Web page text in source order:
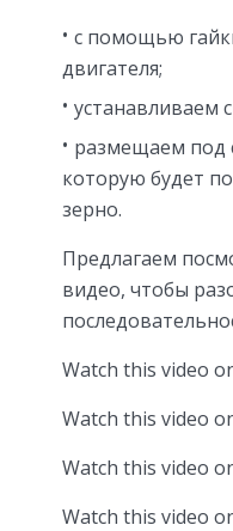
с помощью
двигателя;
устанавливаем
размещаем под
которую будет
зерно.
Предлагаем
видео, чтобы
Watch this video
Watch this video
Watch this video
Watch this video